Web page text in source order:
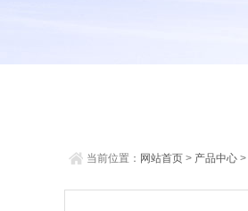
当前位置： 网站首页 > 产品中心 >